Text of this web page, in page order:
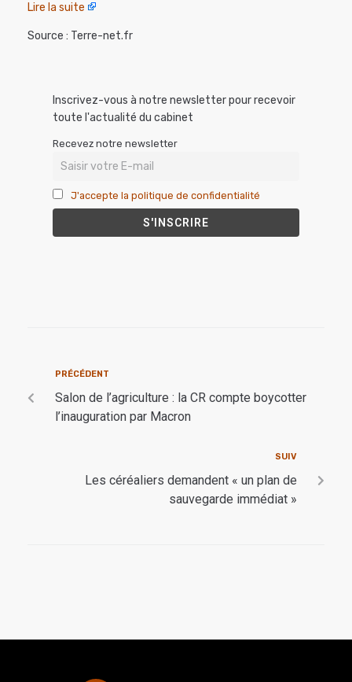
Lire la suite
Source : Terre-net.fr
Inscrivez-vous à notre newsletter pour recevoir
toute l'actualité du cabinet
Recevez notre newsletter
J'accepte la politique de confidentialité
PRÉCÉDENT
Salon de l’agriculture : la CR compte boycotter
l’inauguration par Macron
SUIV
Les céréaliers demandent « un plan de
sauvegarde immédiat »